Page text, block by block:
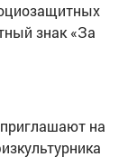
знак «За
на